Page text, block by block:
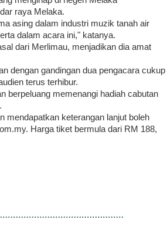
raya Melaka.
asing dalam industri muzik tanah air
dalam acara ini," katanya.
dari Merlimau, menjadikan dia amat
dengan gandingan dua pengacara cukup
terus terhibur.
berpeluang memenangi hadiah cabutan
mendapatkan keterangan lanjut boleh
Harga tiket bermula dari RM 188,